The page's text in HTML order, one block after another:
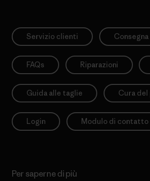
Servizio clienti Consegna
FAQs Riparazioni
Guida alle taglie Cura
Login Modulo di contatto
Per saperne di più